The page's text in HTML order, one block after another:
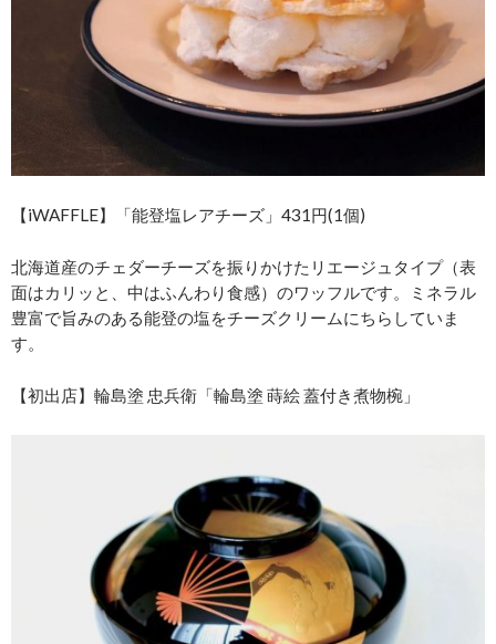
【iWAFFLE】「能登塩レアチーズ」431円(1個)
北海道産のチェダーチーズを振りかけたリエージュタイプ（表
面はカリッと、中はふんわり食感）のワッフルです。ミネラル
豊富で旨みのある能登の塩をチーズクリームにちらしていま
す。
【初出店】輪島塗 忠兵衛「輪島塗 蒔絵 蓋付き煮物椀」